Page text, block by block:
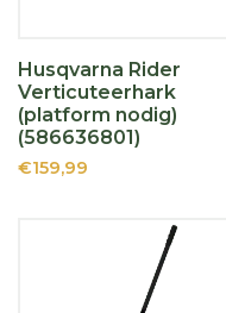
Husqvarna Rider
Verticuteerhark
(platform nodig)
(586636801)
€159,99